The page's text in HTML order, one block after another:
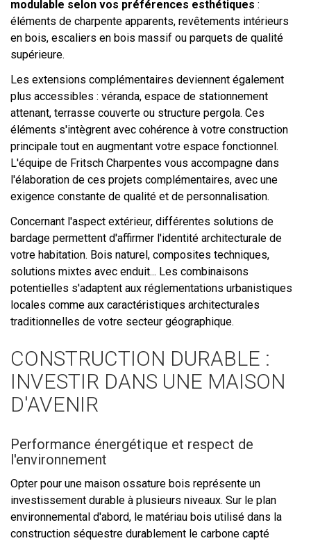
modulable selon vos préférences esthétiques :
éléments de charpente apparents, revêtements intérieurs
en bois, escaliers en bois massif ou parquets de qualité
supérieure.
Les extensions complémentaires deviennent également
plus accessibles : véranda, espace de stationnement
attenant, terrasse couverte ou structure pergola. Ces
éléments s'intègrent avec cohérence à votre construction
principale tout en augmentant votre espace fonctionnel.
L'équipe de Fritsch Charpentes vous accompagne dans
l'élaboration de ces projets complémentaires, avec une
exigence constante de qualité et de personnalisation.
Concernant l'aspect extérieur, différentes solutions de
bardage permettent d'affirmer l'identité architecturale de
votre habitation. Bois naturel, composites techniques,
solutions mixtes avec enduit... Les combinaisons
potentielles s'adaptent aux réglementations urbanistiques
locales comme aux caractéristiques architecturales
traditionnelles de votre secteur géographique.
CONSTRUCTION DURABLE :
INVESTIR DANS UNE MAISON
D'AVENIR
Performance énergétique et respect de
l'environnement
Opter pour une maison ossature bois représente un
investissement durable à plusieurs niveaux. Sur le plan
environnemental d'abord, le matériau bois utilisé dans la
construction séquestre durablement le carbone capté